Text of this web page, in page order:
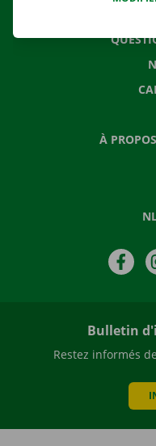
À
Bulletin
Restez informés